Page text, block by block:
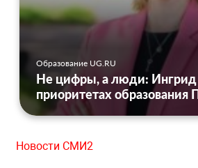
Образование UG.RU
Не цифры, а люди: Ингрид
приоритетах образования
Новости СМИ2